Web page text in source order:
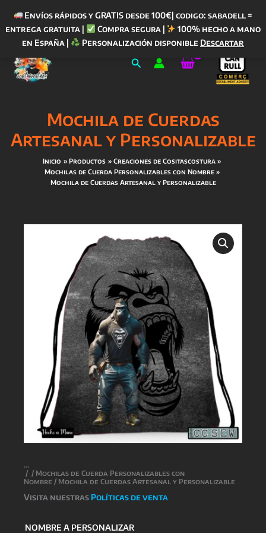
Envíos rápidos y GRATIS desde 100€| codigo: sabadell =
entrega gratuita |
Compra segura |
100% hecho a mano
en España |
Personalización disponible Descartar
contenido
Buscar
Mochila de Cuerdas
Artesanal y Personalizable
Inicio Productos
Creaciones de Cositascostura
Mochilas de Cuerda Personalizables con Nombre
Mochila de Cuerdas Artesanal y Personalizable
/ / Mochilas de Cuerda Personalizables con
Nombre / Mochila de Cuerdas Artesanal y Personalizable
Visita nuestras Políticas de venta
NOMBRE A PERSONALIZAR